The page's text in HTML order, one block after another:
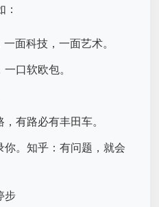
面科技，一面艺术。
口软欧包。
有路必有丰田车。
你。知乎：有问题，就会
步